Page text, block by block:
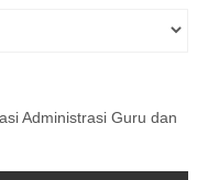
Administrasi Guru dan